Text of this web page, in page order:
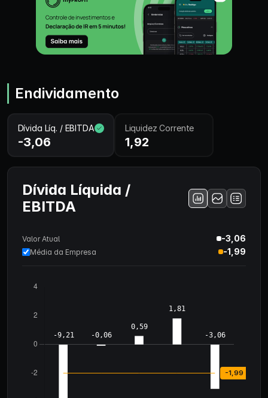
Endividamento
Dívida Líq. / EBITDA
-3,06
Liquidez Corrente
1,92
Dívida Líquida /
EBITDA
Valor Atual -3,06
Média da Empresa -1,99